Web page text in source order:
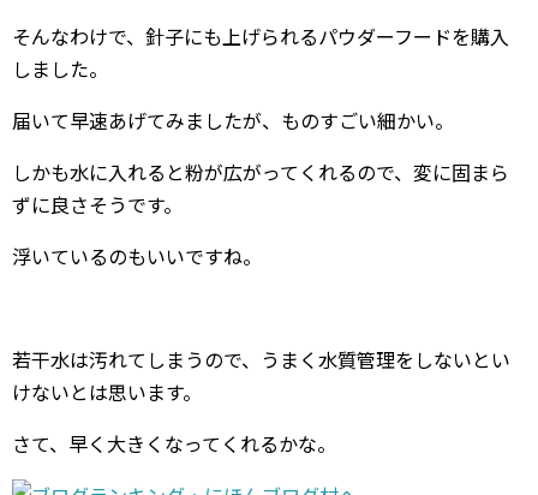
そんなわけで、針子にも上げられるパウダーフードを購入
しました。
届いて早速あげてみましたが、ものすごい細かい。
しかも水に入れると粉が広がってくれるので、変に固まら
ずに良さそうです。
浮いているのもいいですね。
若干水は汚れてしまうので、うまく水質管理をしないとい
けないとは思います。
さて、早く大きくなってくれるかな。